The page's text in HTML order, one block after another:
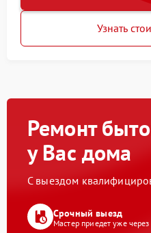
Узнать
Ремонт
у Вас дома
С выездом
Срочный выезд
Мастер приедет уже